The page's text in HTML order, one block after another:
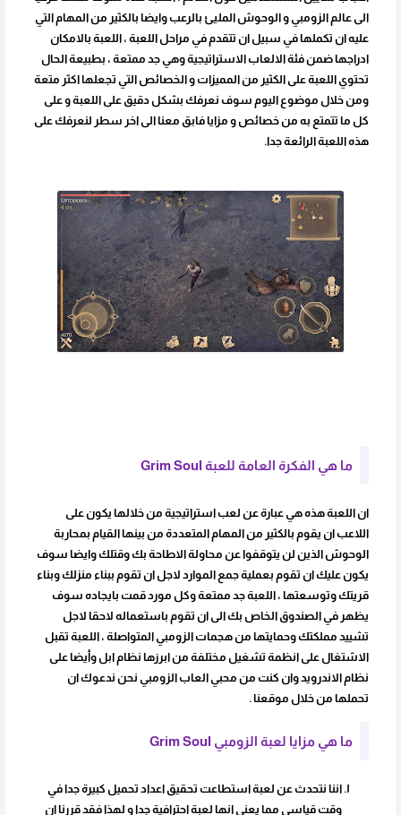
الى عالم الزومبي و الوحوش المليئ بالرعب وايضا بالكثير من المهام التي
عليه ان تكملها في سبيل ان تتقدم في مراحل اللعبة ، اللعبة بالامكان
ادراجها ضمن فئة الالعاب الاستراتيجية وهي جد ممتعة ، بطبيعة الحال
تحتوي اللعبة على الكثير من المميزات و الخصائص التي تجعلها اكثر متعة
ومن خلال موضوع اليوم سوف نعرفك بشكل دقيق على اللعبة و على
كل ما تتمتع به من خصائص و مزايا فابق معنا الى اخر سطر لنعرفك على
هذه اللعبة الرائعة جدا.
ما هي الفكرة العامة للعبة Grim Soul
ان اللعبة هذه هي عبارة عن لعب استراتيجية من خلالها يكون على
اللاعب ان يقوم بالكثير من المهام المتعددة من بينها القيام بمحاربة
الوحوش الذين لن يتوقفوا عن محاولة الاطاحة بك وقتلك وايضا سوف
يكون عليك ان تقوم بعملية جمع الموارد لاجل ان تقوم ببناء منزلك وبناء
قريتك وتوسعتها ، اللعبة جد ممتعة وكل مورد قمت بايجاده سوف
يظهر في الصندوق الخاص بك الى ان تقوم باستعماله لاحقا لاجل
تشييد مملكتك وحمايتها من هجمات الزومبي المتواصلة ، اللعبة تقبل
الاشتغال على انظمة تشغيل مختلفة من ابرزها نظام ابل وأيضا على
نظام الاندرويد وان كنت من محبي العاب الزومبي نحن ندعوك ان
تحملها من خلال موقعنا .
ما هي مزايا لعبة الزومبي Grim Soul
اننا نتحدث عن لعبة استطاعت تحقيق اعداد تحميل كبيرة جدا في
وقت قياسي مما يعني انها لعبة احترافية جدا و لهذا فقد قررنا ان